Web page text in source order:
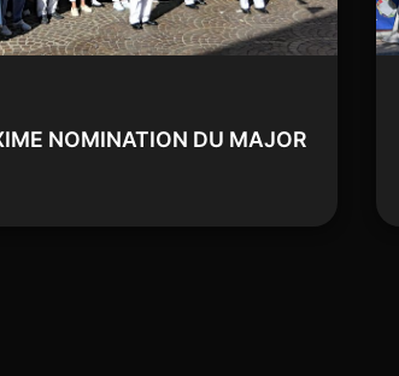
NOMINATION DU MAJOR